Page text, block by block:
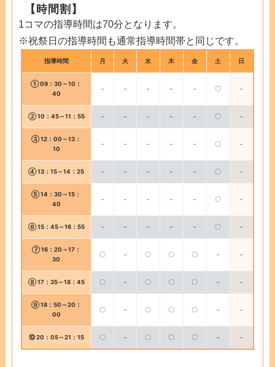
【時間割】
1コマの指導時間は70分となります。
※祝祭日の指導時間も通常指導時間帯と同じです。
指導時間 月 火 水 木 金 土 日
① 09：30～10：
40
－ － － － － 〇 －
② 10：45～11：55 － － － － － 〇 －
③ 12：00～13：
10
－ － － － － 〇 －
④ 13：15～14：25 － － － － － 〇 －
⑤ 14：30～15：
40
－ － － － － 〇 －
⑥ 15：45～16：55 － － － － － 〇 －
⑦ 16：20～17：
30
〇 － 〇 〇 〇 － －
⑧ 17：35～18：45 〇 － 〇 〇 〇 － －
⑨ 18：50～20：
00
〇 － 〇 〇 〇 － －
⑩ 20：05～21：15 〇 － 〇 〇 〇 － －